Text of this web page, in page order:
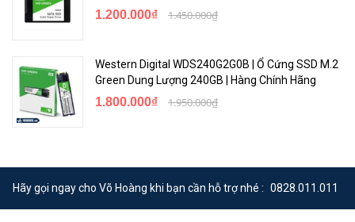
1.200.000₫ 1.450.000₫
Western Digital WDS240G2G0B | Ổ Cứng SSD M.2
Green Dung Lượng 240GB | Hàng Chính Hãng
1.800.000₫ 1.950.000₫
Hãy gọi ngay cho Võ Hoàng khi bạn cần hỗ trợ nhé : 0828.011.011